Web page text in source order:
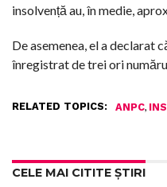
insolvență au, în medie,
De asemenea, el a declarat
înregistrat de trei ori
RELATED TOPICS: ANPC,
CELE MAI CITITE ȘTIRI